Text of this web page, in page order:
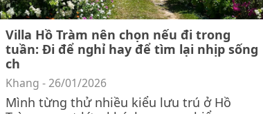
Villa Hồ Tràm nên chọn nếu đi trong
tuần: Đi để nghỉ hay để tìm lại nhịp sống
ch
Khang - 26/01/2026
Mình từng thử nhiều kiểu lưu trú ở Hồ